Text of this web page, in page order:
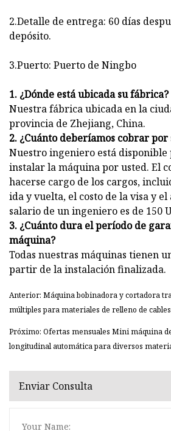
2.Detalle de entrega: 60 días
depósito.
3.Puerto: Puerto de Ningbo
1. ¿Dónde está ubicada su fábrica?
Nuestra fábrica ubicada en la
provincia de Zhejiang, China.
2. ¿Cuánto deberíamos cobrar
Nuestro ingeniero está disponible
instalar la máquina por usted. El
hacerse cargo de los cargos,
ida y vuelta, el costo de la visa y
salario de un ingeniero es de 150
3. ¿Cuánto dura el período de
máquina?
Todas nuestras máquinas tienen
partir de la instalación finalizada.
Anterior: Máquina bobinadora y cortadora
múltiples para materiales de relleno de cables
Próximo: Ofertas mensuales Mini máquina
longitudinal automática para diversos
Enviar Consulta